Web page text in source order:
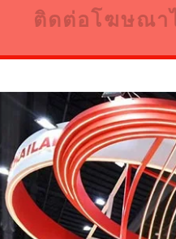
ติดต่อโฆษณาไ